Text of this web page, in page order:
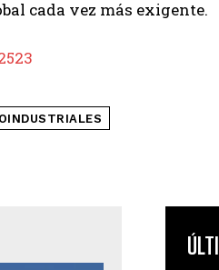
cada vez más exigente.